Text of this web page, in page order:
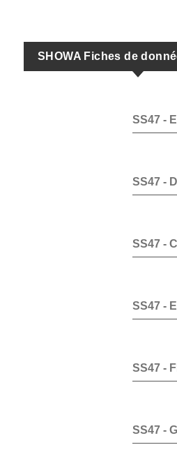
SHOWA Fiches de
SS47 -
SS47 -
SS47 -
SS47 -
SS47 -
SS47 -